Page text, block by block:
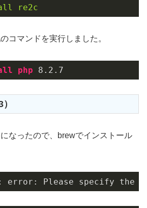
re2c
コマンドを実行しました。
php 8 .2 .7
なったので、brewでインストール
error: Please specify the